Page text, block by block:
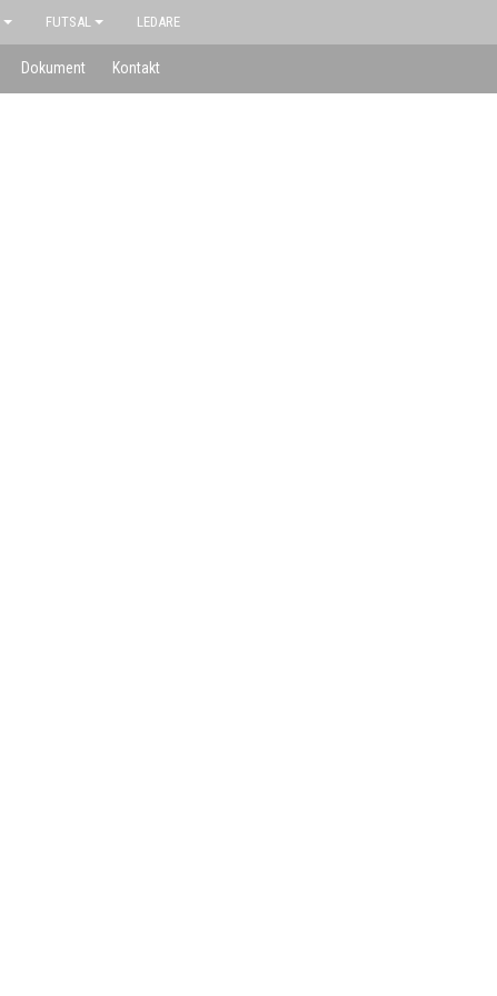
FUTSAL LEDARE
Dokument Kontakt